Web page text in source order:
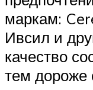
маркам:
Ивсил и
качество
тем дороже